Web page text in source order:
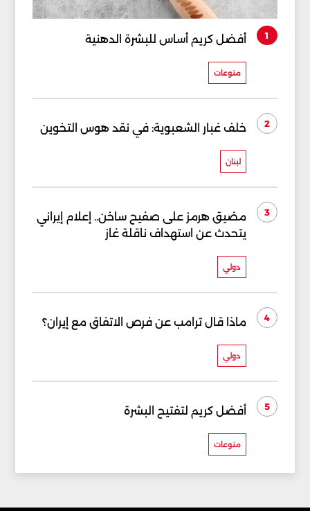
1 أفضل كريم أساس للبشرة الدهنية
منوعات
2 خلف غبار الشعبوية: في نقد هوس التخوين
لبنان
3
مضيق هرمز على صفيح ساخن.. إعلام إيراني
يتحدث عن استهداف ناقلة غاز
دولي
4 ماذا قال ترامب عن فرص الاتفاق مع إيران؟
دولي
5 أفضل كريم لتفتيح البشرة
منوعات